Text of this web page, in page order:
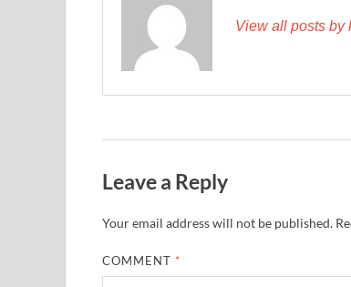
View all posts by
Leave a Reply
Your email address will not be published.
COMMENT *